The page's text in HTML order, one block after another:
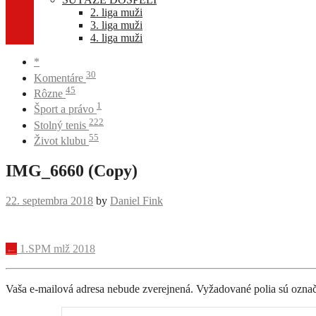
2. liga muži
3. liga muži
4. liga muži
*
Komentáre 30
Rôzne 45
Šport a právo 1
Stolný tenis 222
Život klubu 55
IMG_6660 (Copy)
22. septembra 2018 by Daniel Fink
Navigácia
príspevku
← 1.SPM mlž 2018
Vaša e-mailová adresa nebude zverejnená. Vyžadované polia sú